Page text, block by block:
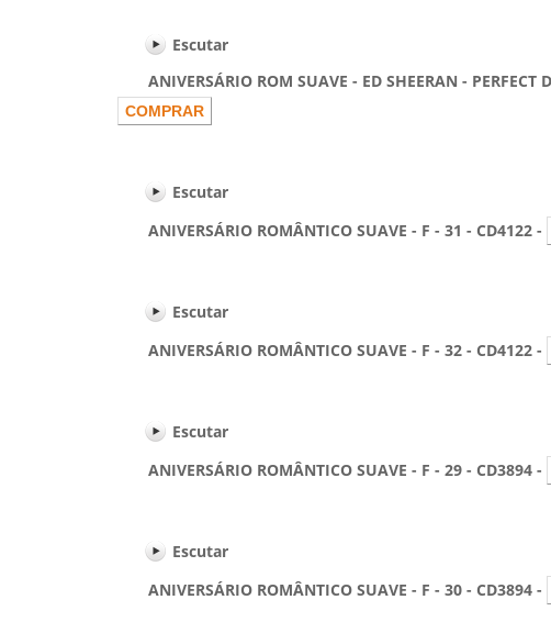
Escutar
ANIVERSÁRIO ROM SUAVE - ED SHEERAN - PERFECT
Escutar
ANIVERSÁRIO ROMÂNTICO SUAVE - F - 31 - CD4122 -
Escutar
ANIVERSÁRIO ROMÂNTICO SUAVE - F - 32 - CD4122 -
Escutar
ANIVERSÁRIO ROMÂNTICO SUAVE - F - 29 - CD3894 -
Escutar
ANIVERSÁRIO ROMÂNTICO SUAVE - F - 30 - CD3894 -